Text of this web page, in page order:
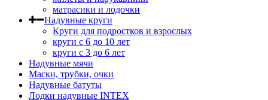
матрасики и лодочки
Надувные круги
Круги для подростков и взрослых
круги с 6 до 10 лет
круги c 3 до 6 лет
Надувные мячи
Маски, трубки, очки
Надувные батуты
Лодки надувные INTEX